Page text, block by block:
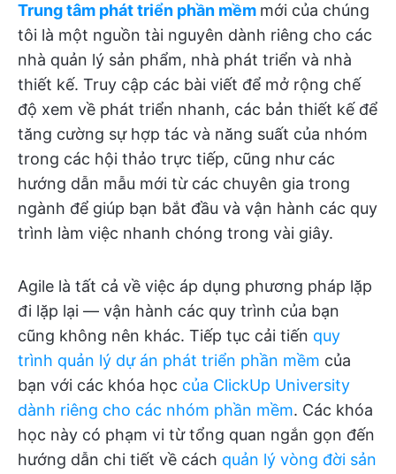
Trung tâm phát triển phần mềm mới của chúng
tôi là một nguồn tài nguyên dành riêng cho các
nhà quản lý sản phẩm, nhà phát triển và nhà
thiết kế. Truy cập các bài viết để mở rộng chế
độ xem về phát triển nhanh, các bản thiết kế để
tăng cường sự hợp tác và năng suất của nhóm
trong các hội thảo trực tiếp, cũng như các
hướng dẫn mẫu mới từ các chuyên gia trong
ngành để giúp bạn bắt đầu và vận hành các quy
trình làm việc nhanh chóng trong vài giây.
Agile là tất cả về việc áp dụng phương pháp lặp
đi lặp lại — vận hành các quy trình của bạn
cũng không nên khác. Tiếp tục cải tiến quy
trình quản lý dự án phát triển phần mềm của
bạn với các khóa học của ClickUp University
dành riêng cho các nhóm phần mềm. Các khóa
học này có phạm vi từ tổng quan ngắn gọn đến
hướng dẫn chi tiết về cách quản lý vòng đời sản